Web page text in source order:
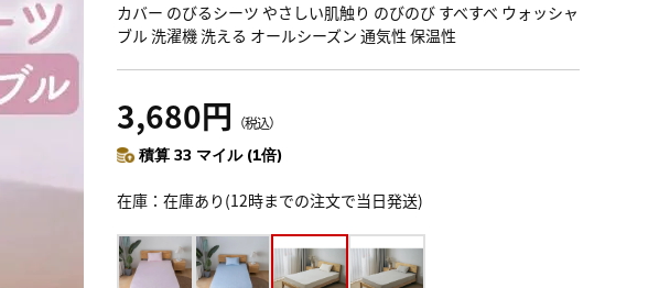
カバー のびるシーツ やさしい肌触り のびのび すべすべ ウォッシャ
ブル 洗濯機 洗える オールシーズン 通気性 保温性
3,680円 （税込）
積算 33 マイル (1倍)
在庫 在庫あり(12時までの注文で当日発送)